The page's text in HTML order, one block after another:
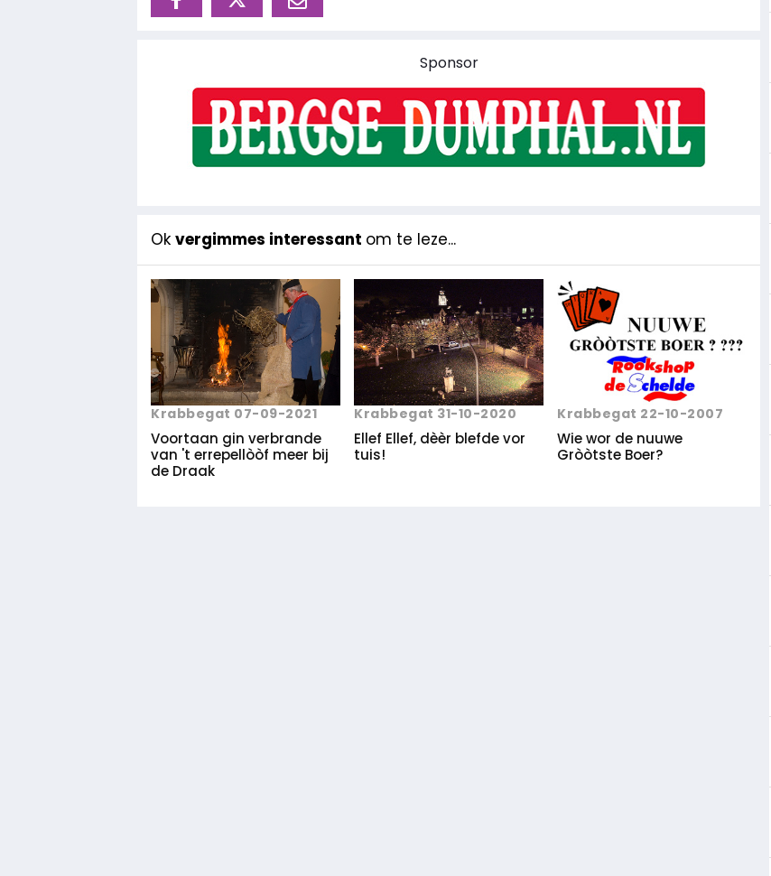
Sponsor
Ok vergimmes interessant om te leze...
Krabbegat 07-09-2021
Voortaan gin verbrande
van 't errepellòòf meer bij
de Draak
Krabbegat 31-10-2020
Ellef Ellef, dèèr blefde vor
tuis!
Krabbegat 22-10-2007
Wie wor de nuuwe
Gròòtste Boer?